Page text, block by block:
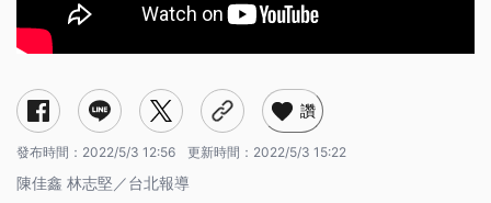
讚
發布時間： 2022/5/3 12:56 更新時間： 2022/5/3 15:22
陳佳鑫 林志堅／台北報導